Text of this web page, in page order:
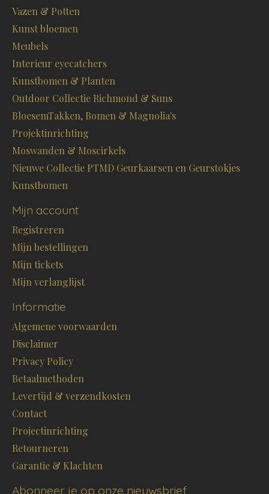
Vazen & Potten
Kunst bloemen
Meubels
Interieur eyecatchers
Kunstbomen & Planten
Outdoor Collectie Richmond & Suns
BloesemTakken, Bomen & Magnolia's
Projektinrichting
Moswanden & Moscirkels
Nieuwe Collectie PTMD Geurkaarsen en Geurstokjes
Kunstbomen
Mijn account
Registreren
Mijn bestellingen
Mijn tickets
Mijn verlanglijst
Informatie
Algemene voorwaarden
Disclaimer
Privacy Policy
Betaalmethoden
Levertijd & verzendkosten
Contact
Projectinrichting
Retourneren
Garantie & Klachten
Abonneer je op onze nieuwsbrief